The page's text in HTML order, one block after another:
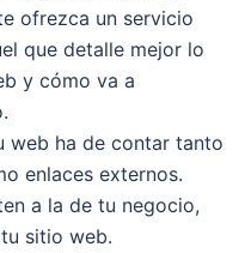
ofrezca un servicio
que detalle mejor lo
y cómo va a
web ha de contar tanto
enlaces externos.
a la de tu negocio,
sitio web.